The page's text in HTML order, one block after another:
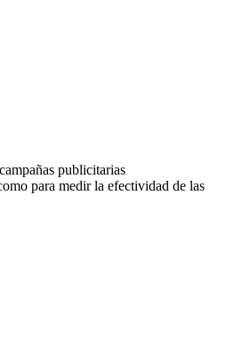
publicitarias
para medir la efectividad de las